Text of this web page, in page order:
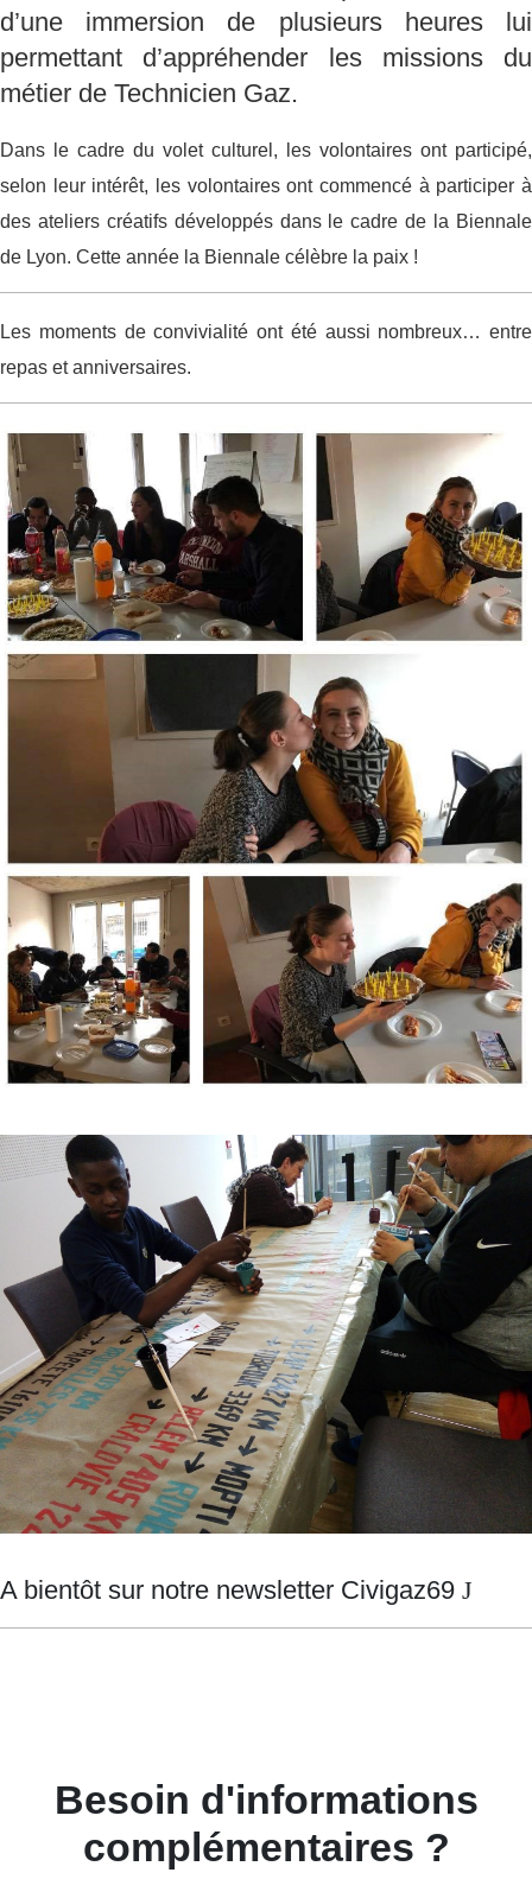
d’une immersion de plusieurs heures lui
permettant d’appréhender les missions du
métier de Technicien Gaz.
Dans le cadre du volet culturel, les volontaires ont participé,
selon leur intérêt, les volontaires ont commencé à participer à
des ateliers créatifs développés dans le cadre de la Biennale
de Lyon. Cette année la Biennale célèbre la paix !
Les moments de convivialité ont été aussi nombreux… entre
repas et anniversaires.
A bientôt sur notre newsletter Civigaz69 J
Besoin d'informations
complémentaires ?